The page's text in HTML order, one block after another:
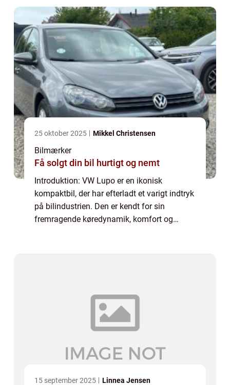
udvikling...
25 oktober 2025 Mikkel Christensen
Bilmærker
Få solgt din bil hurtigt og nemt
Introduktion: VW Lupo er en ikonisk
kompaktbil, der har efterladt et varigt indtryk
på bilindustrien. Den er kendt for sin
fremragende køredynamik, komfort og
15 september 2025 Linnea Jensen